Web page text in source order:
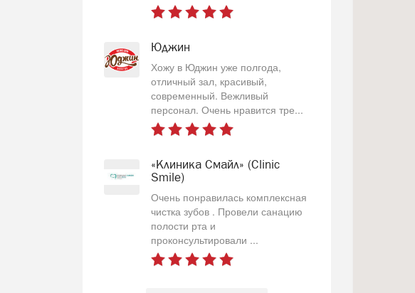
Юджин
Хожу в Юджин уже полгода,
отличный зал, красивый,
современный. Вежливый
персонал. Очень нравится тре...
«Клиника Смайл» (Clinic
Smile)
Очень понравилась комплексная
чистка зубов . Провели санацию
полости рта и
проконсультировали ...